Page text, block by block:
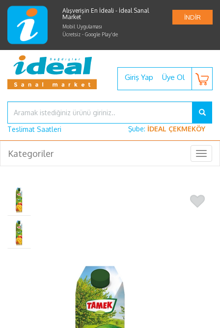
Alışverişin En İdeali - İdeal Sanal
Market
Mobil Uygulaması
Ücretsiz - Google Play'de
İNDİR
Giriş Yap Üye Ol
Teslimat Saatleri Şube: İDEAL ÇEKMEKÖY
Kategoriler